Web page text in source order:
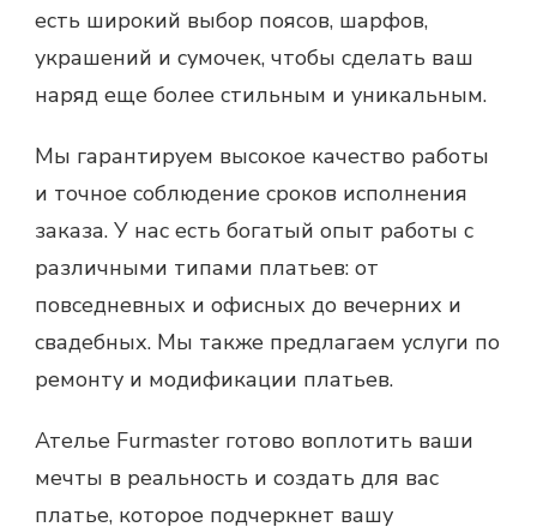
есть широкий выбор поясов, шарфов,
украшений и сумочек, чтобы сделать ваш
наряд еще более стильным и уникальным.
Мы гарантируем высокое качество работы
и точное соблюдение сроков исполнения
заказа. У нас есть богатый опыт работы с
различными типами платьев: от
повседневных и офисных до вечерних и
свадебных. Мы также предлагаем услуги по
ремонту и модификации платьев.
Ателье Furmaster готово воплотить ваши
мечты в реальность и создать для вас
платье, которое подчеркнет вашу